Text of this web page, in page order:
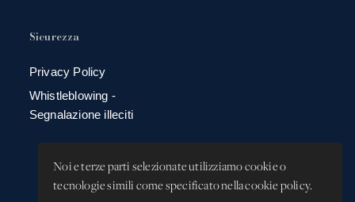
Noi e terze parti selezionate utilizziamo cookie o
tecnologie simili come specificato nella cookie policy.
Sicurezza
Privacy Policy
Whistleblowing -
Segnalazione illeciti